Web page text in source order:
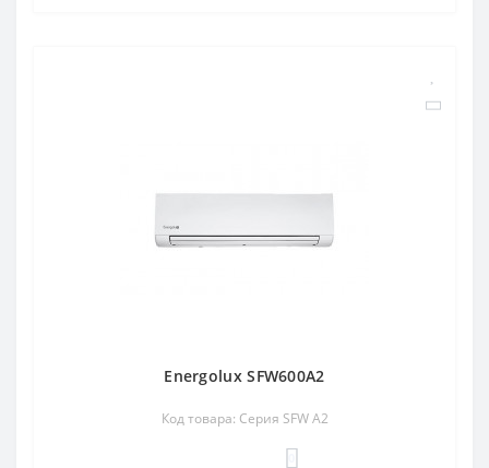
Energolux SFW600A2
Код товара: Cерия SFW А2